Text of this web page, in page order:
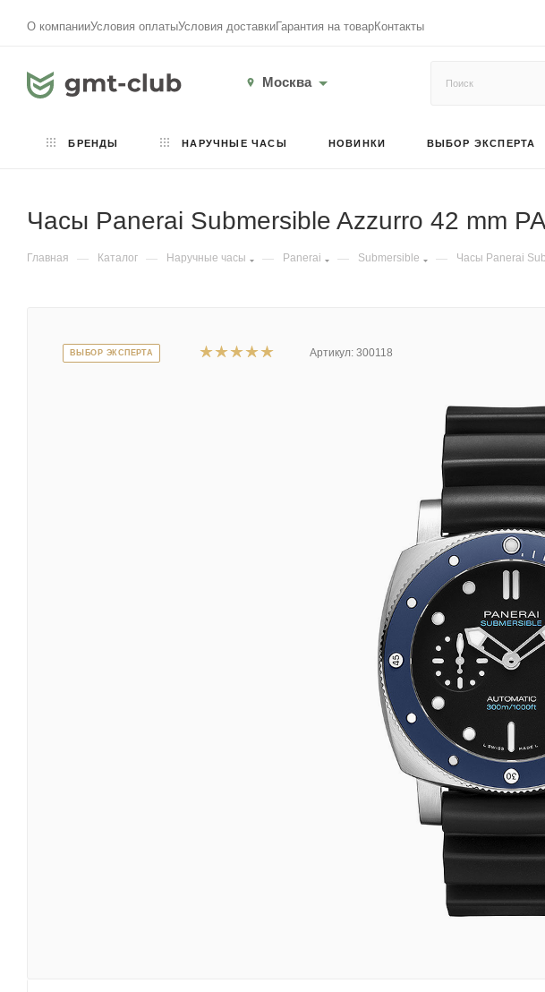
О компанииУсловия оплатыУсловия доставкиГарантия на товарКонтакты
Москва
БРЕНДЫ НАРУЧНЫЕ ЧАСЫ НОВИНКИ ВЫБОР ЭКСПЕРТА
Часы Panerai Submersible Azzurro 42 mm
Главная — Каталог — Наручные часы — Panerai — Submersible — Часы Panerai
ВЫБОР ЭКСПЕРТА Артикул: 300118